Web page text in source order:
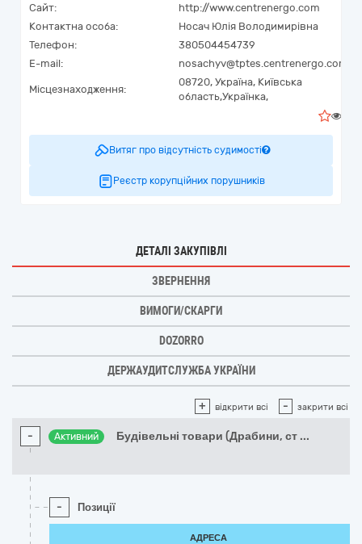
Сайт:
http://www.centrenergo.com
Контактна особа:
Носач Юлія Володимирівна
Телефон:
380504454739
E-mail:
nosachyv@tptes.centrenergo.com
Місцезнаходження:
08720, Україна, Київська
область,Українка,
Витяг про відсутність судимості
Реєстр корупційних порушників
ДЕТАЛІ ЗАКУПІВЛІ
ЗВЕРНЕННЯ
ВИМОГИ/СКАРГИ
DOZORRO
ДЕРЖАУДИТСЛУЖБА УКРАЇНИ
+ відкрити всі - закрити всі
- Активний Будівельні товари (Драбини, ст ...
- Позиції
АДРЕСА